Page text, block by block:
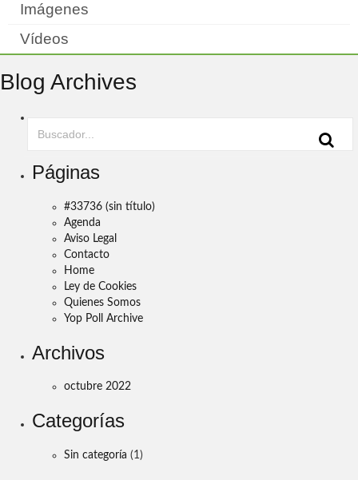
Imágenes
Vídeos
Blog Archives
Páginas
#33736 (sin título)
Agenda
Aviso Legal
Contacto
Home
Ley de Cookies
Quienes Somos
Yop Poll Archive
Archivos
octubre 2022
Categorías
Sin categoría (1)